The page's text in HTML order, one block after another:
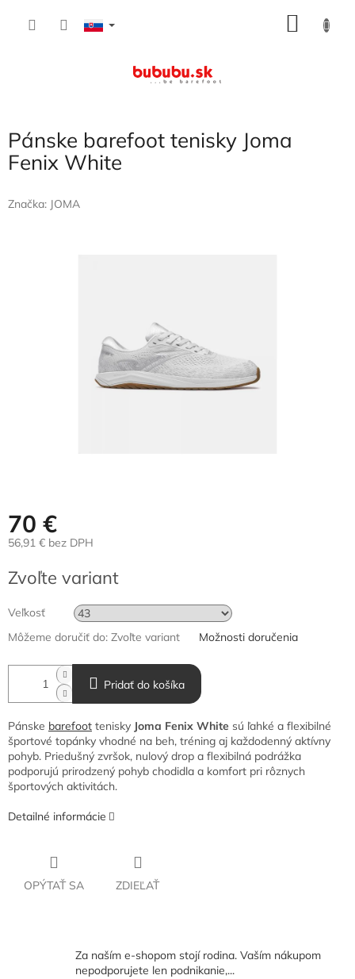
Pánske barefoot tenisky Joma
Fenix White
Značka: JOMA
70 €
56,91 € bez DPH
cena:
Zvoľte variant
Veľkosť
Môžeme doručiť do: Zvoľte variant Možnosti doručenia
Pridať do košíka
Pánske barefoot tenisky Joma Fenix White sú ľahké a flexibilné
športové topánky vhodné na beh, tréning aj každodenný aktívny
pohyb. Priedušný zvršok, nulový drop a flexibilná podrážka
podporujú prirodzený pohyb chodidla a komfort pri rôznych
športových aktivitách.
Detailné informácie
OPÝTAŤ SA ZDIEĽAŤ
Za naším e-shopom stojí rodina. Vaším nákupom
nepodporujete len podnikanie,...